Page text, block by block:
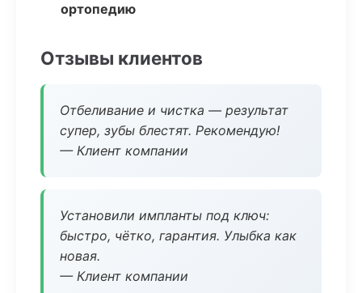
ортопедию
Отзывы клиентов
Отбеливание и чистка — результат
супер, зубы блестят. Рекомендую!
— Клиент компании
Установили импланты под ключ:
быстро, чётко, гарантия. Улыбка как
новая.
— Клиент компании